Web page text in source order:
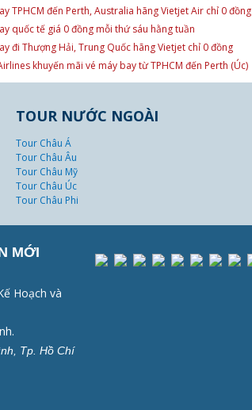
TPHCM đến Perth, Australia hãng Vietjet Air chỉ 0 đồng
quốc tế giá 0 đồng mỗi thứ sáu hằng tuần
đi Thượng Hải, Trung Quốc hãng Vietjet chỉ 0 đồng
khuyến mãi vé máy bay từ TPHCM đến Perth (Úc)
TOUR NƯỚC NGOÀI
Tour Châu Á
Tour Châu Âu
Tour Châu Mỹ
Tour Châu Úc
Tour Châu Phi
MỚI
Hoạch và
Tp. Hồ Chí